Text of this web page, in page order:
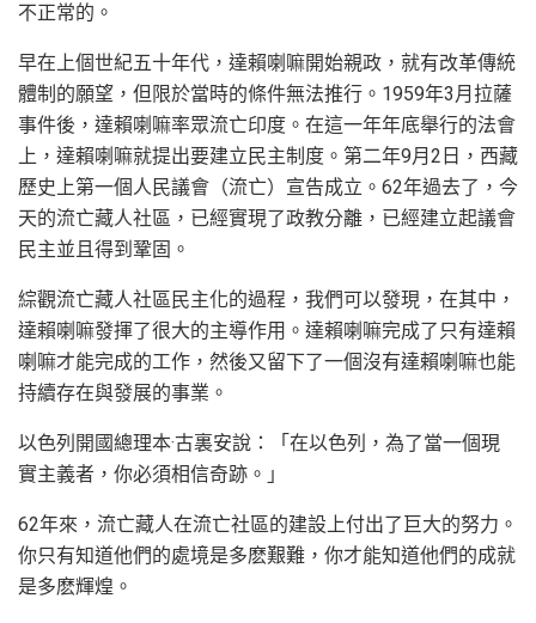
不正常的。
早在上個世紀五十年代，達賴喇嘛開始親政，就有改革傳統
體制的願望，但限於當時的條件無法推行。1959年3月拉薩
事件後，達賴喇嘛率眾流亡印度。在這一年年底舉行的法會
上，達賴喇嘛就提出要建立民主制度。第二年9月2日，西藏
歷史上第一個人民議會（流亡）宣告成立。62年過去了，今
天的流亡藏人社區，已經實現了政教分離，已經建立起議會
民主並且得到鞏固。
綜觀流亡藏人社區民主化的過程，我們可以發現，在其中，
達賴喇嘛發揮了很大的主導作用。達賴喇嘛完成了只有達賴
喇嘛才能完成的工作，然後又留下了一個沒有達賴喇嘛也能
持續存在與發展的事業。
以色列開國總理本·古裏安說：「在以色列，為了當一個現
實主義者，你必須相信奇跡。」
62年來，流亡藏人在流亡社區的建設上付出了巨大的努力。
你只有知道他們的處境是多麽艱難，你才能知道他們的成就
是多麽輝煌。